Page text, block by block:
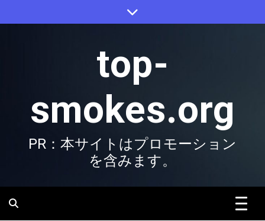
to
top-
smokes.org
PR：本サイトはプロモーション
を含みます。